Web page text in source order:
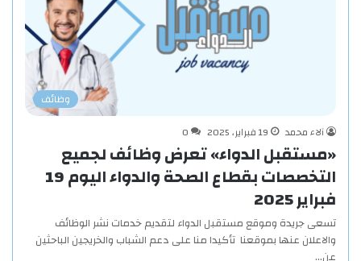
وظائف
آلاء محمد
19 فبراير، 2025 0
«مستقبل الدواء» تعرض وظائف لجميع
التخصصات بقطاع الصحة والدواء اليوم 19
فبراير 2025
تسعى جريدة وموقع مستقبل الدواء لتقديم خدمات نشر الوظائف
والاعلان عنها بموقعنا تأكيدا منا على دعم الشباب والخريجين الباحثين
عن…